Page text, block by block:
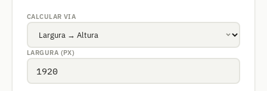
CALCULAR VIA
LARGURA (PX)